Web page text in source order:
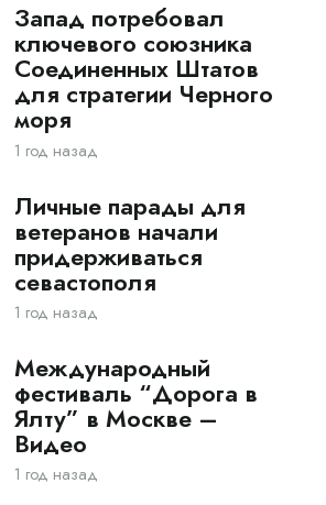
Запад потребовал
ключевого союзника
Соединенных Штатов
для стратегии Черного
моря
1 год назад
Личные парады для
ветеранов начали
придерживаться
севастополя
1 год назад
Международный
фестиваль “Дорога в
Ялту” в Москве –
Видео
1 год назад